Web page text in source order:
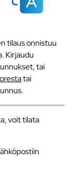
tilaus onnistuu
Kirjaudu
tai
tai
voit tilata